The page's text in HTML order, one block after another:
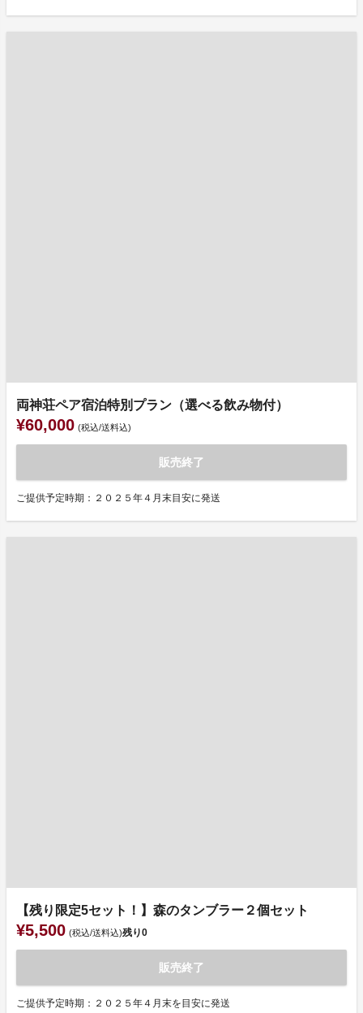
両神荘ペア宿泊特別プラン（選べる飲み物付）
¥60,000 (税込/送料込)
販売終了
ご提供予定時期：２０２５年４月末目安に発送
【残り限定5セット！】森のタンブラー２個セット
¥5,500 (税込/送料込)残り0
販売終了
ご提供予定時期：２０２５年４月末を目安に発送